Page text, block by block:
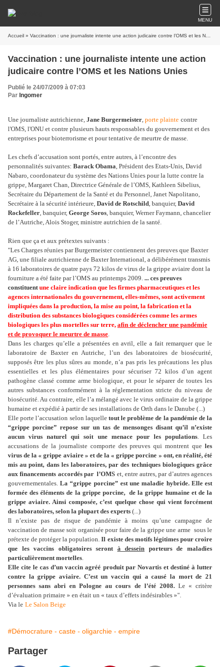
MENU
Accueil » Vaccination : une journaliste intente une action judicaire contre l’OMS et les Nations Unies
Vaccination : une journaliste intente une action
judicaire contre l’OMS et les Nations Unies
Publié le 24/07/2009 à 07:03
Par Ingomer
Une journaliste autrichienne, Jane Burgermeister, porte plainte contre
l'OMS, l'ONU et contre plusieurs hauts responsables du gouvernement et des
entreprises pour bioterrorisme et pour tentative de meurtre de masse.
Les chefs d’accusation sont portés, entre autres, à l’encontre des
personnalités suivantes: Barack Obama, Président des Etats-Unis, David
Nabaro, coordonateur du système des Nations Unies pour la lutte contre la
grippe, Margaret Chan, Directrice Générale de l’OMS, Kathleen Sibelius,
Secrétaire du Département de la Santé et du Personnel, Janet Napolitano,
Secrétaire à la sécurité intérieure, David de Rotschild, banquier, David
Rockefeller, banquier, George Soros, banquier, Werner Faymann, chancelier
de l’Autriche, Alois Stoger, ministre autrichien de la santé.
Rien que ça et aux prétextes suivants :
"Les Charges réunies par Burgermeister contiennent des preuves que Baxter
AG, une filiale autrichienne de Baxter International, a délibérément transmis
à 16 laboratoires de quatre pays 72 kilos de virus de la grippe aviaire dont la
fourniture a été faite par l’OMS au printemps 2009. ... ces preuves
constituentune claire indication que les firmes pharmaceutiques et les
agences internationales du gouvernement, elles-mêmes, sont activement
impliquées dans la production, la mise au point, la fabrication et la
distribution des substances biologiques considérées comme les armes
biologiques les plus mortelles sur terre, afin de déclencher une pandémie
et de provoquer le meurtre de masse.
Dans les charges qu’elle a présentées en avril, elle a fait remarquer que le
laboratoire de Baxter en Autriche, l’un des laboratoires de biosécurité,
supposés être les plus sûres au monde, n’a pas pris les précautions les plus
essentielles et les plus élémentaires pour sécuriser 72 kilos d’un agent
pathogène classé comme arme biologique, et pour le séparer de toutes les
autres substances conformément à la réglementation stricte du niveau de
biosécurité. Au contraire, elle l’a mélangé avec le virus ordinaire de la grippe
humaine et expédié à partir de ses installations de Orth dans le Danube (...)
Elle porte l’accusation selon laquelle tout le problème de la pandémie de la
“grippe porcine” repose sur un tas de mensonges disant qu’il n’existe
aucun virus naturel qui soit une menace pour les populations. Les
accusations de la journaliste comporte des preuves qui montrent que les
virus de la « grippe aviaire » et de la « grippe porcine » ont, en réalité, été
mis au point, dans les laboratoires, par des techniques biologiques grâce
aux financements accordés par l’OMS et, entre autres, par d’autres agences
gouvernementales.La “grippe porcine” est une maladie hybride. Elle est
formée des éléments de la grippe porcine, de la grippe humaine et de la
grippe aviaire. Ainsi composée, c’est quelque chose qui vient forcément
des laboratoires, selon la plupart des experts (...)
Il n’existe pas de risque de pandémie à moins qu’une campagne de
vaccination de masse soit organisée pour faire de la grippe une arme sous le
prétexte de protéger la population.Il existe des motifs légitimes pour croire
que les vaccins obligatoires seront à dessein porteurs de maladies
particulièrement mortelles.
Elle cite le cas d’un vaccin agréé produit par Novartis et destiné à lutter
contre la grippe aviaire. C’est un vaccin qui a causé la mort de 21
personnes sans abri en Pologne au cours de l’été 2008.Le « critère
d’évaluation primaire » en était un « taux d’effets indésirables »".
Via le Le Salon Beige
#Démocrature - caste - oligarchie - empire
Partager